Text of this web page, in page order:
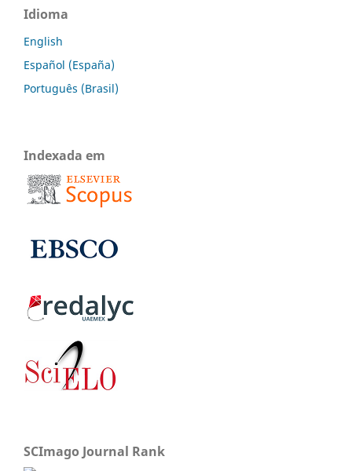
Idioma
English
Español (España)
Português (Brasil)
Indexada em
SCImago Journal Rank